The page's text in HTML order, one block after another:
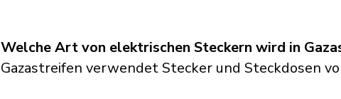
Welche Art von elektrischen Steckern wird in
Gazastreifen verwendet Stecker und Steckdosen